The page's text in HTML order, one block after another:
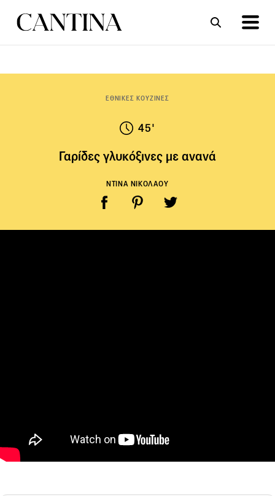
ΕΘΝΙΚΕΣ ΚΟΥΖΙΝΕΣ
45'
Γαρίδες γλυκόξινες με ανανά
ΝΤΙΝΑ ΝΙΚΟΛΑΟΥ